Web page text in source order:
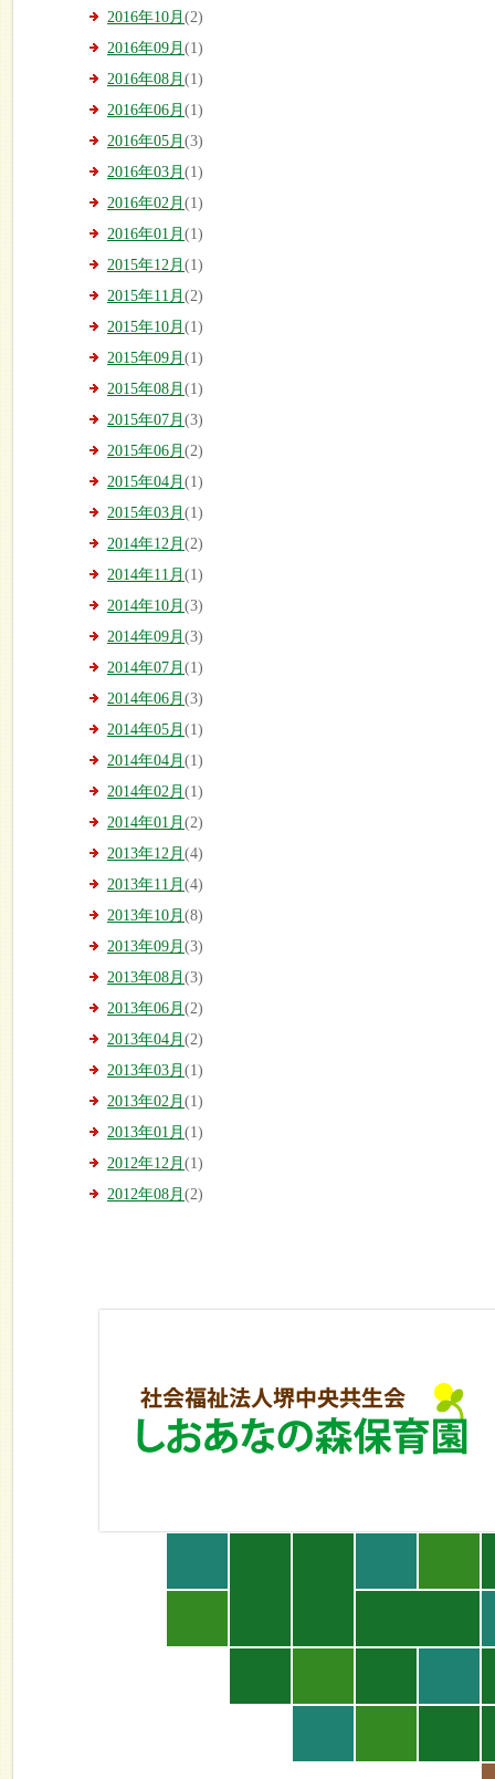
2016年10月 (2)
2016年09月 (1)
2016年08月 (1)
2016年06月 (1)
2016年05月 (3)
2016年03月 (1)
2016年02月 (1)
2016年01月 (1)
2015年12月 (1)
2015年11月 (2)
2015年10月 (1)
2015年09月 (1)
2015年08月 (1)
2015年07月 (3)
2015年06月 (2)
2015年04月 (1)
2015年03月 (1)
2014年12月 (2)
2014年11月 (1)
2014年10月 (3)
2014年09月 (3)
2014年07月 (1)
2014年06月 (3)
2014年05月 (1)
2014年04月 (1)
2014年02月 (1)
2014年01月 (2)
2013年12月 (4)
2013年11月 (4)
2013年10月 (8)
2013年09月 (3)
2013年08月 (3)
2013年06月 (2)
2013年04月 (2)
2013年03月 (1)
2013年02月 (1)
2013年01月 (1)
2012年12月 (1)
2012年08月 (2)